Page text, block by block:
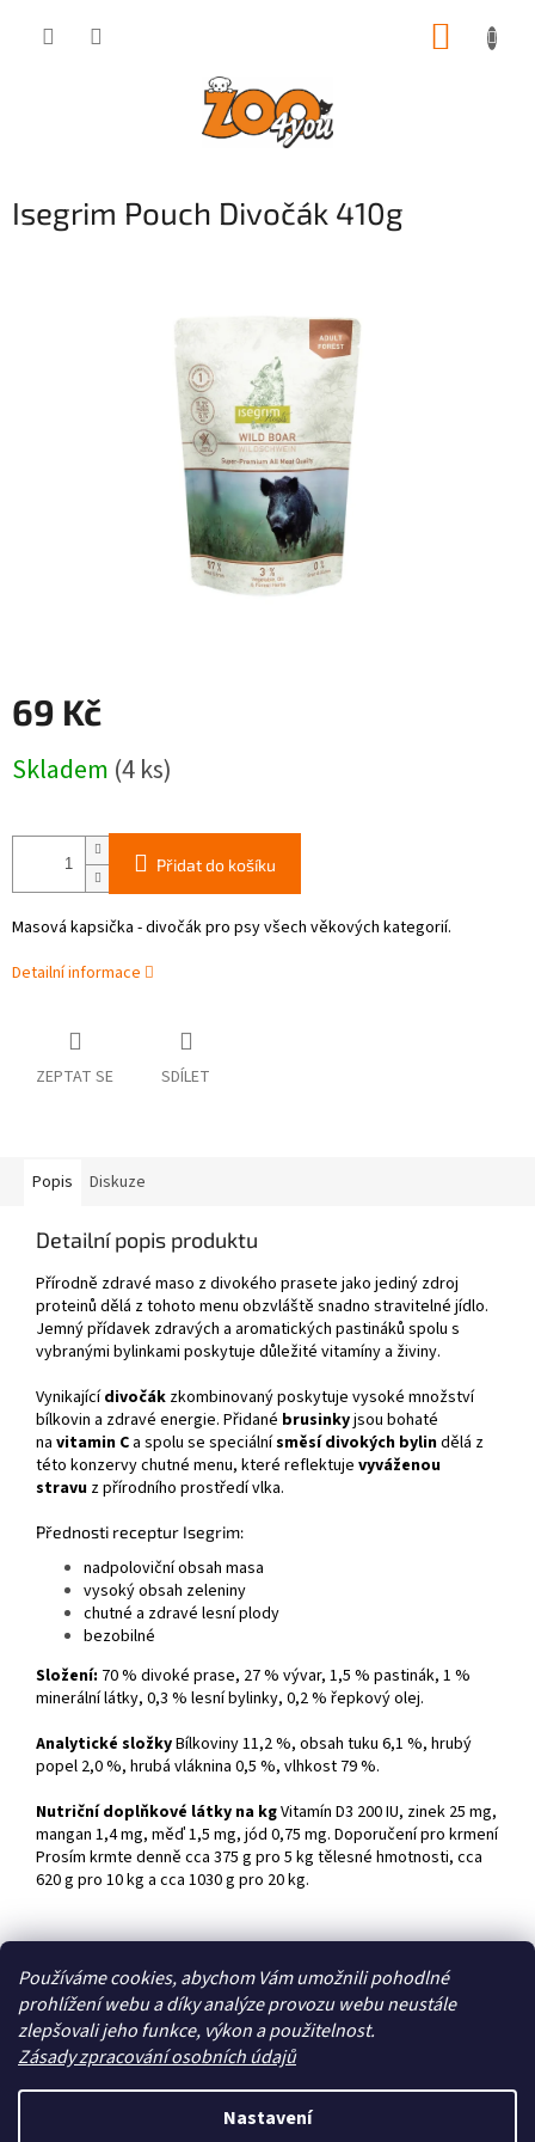
Používáme cookies, abychom Vám umožnili pohodlné
prohlížení webu a díky analýze provozu webu neustále
zlepšovali jeho funkce, výkon a použitelnost.
Zásady zpracování osobních údajů
Nastavení
Isegrim Pouch Divočák 410g
69 Kč
cena:
Skladem (4 ks)
Přidat do košíku
Masová kapsička - divočák pro psy všech věkových kategorií.
Detailní informace
ZEPTAT SE SDÍLET
Popis Diskuze
Detailní popis produktu
Přírodně zdravé maso z divokého prasete jako jediný zdroj
proteinů dělá z tohoto menu obzvláště snadno stravitelné jídlo.
Jemný přídavek zdravých a aromatických pastináků spolu s
vybranými bylinkami poskytuje důležité vitamíny a živiny.
Vynikajícídivočák zkombinovaný poskytuje vysoké množství
bílkovin a zdravé energie. Přidané brusinkyjsou bohaté
na vitamin C a spolu se speciálnísměsí divokých bylindělá z
této konzervy chutné menu, které reflektuje vyváženou
stravu z přírodního prostředí vlka.
Přednosti receptur Isegrim:
nadpoloviční obsah masa
vysoký obsah zeleniny
chutné a zdravé lesní plody
bezobilné
Složení: 70 % divoké prase, 27 % vývar, 1,5 % pastinák, 1 %
minerální látky, 0,3 % lesní bylinky, 0,2 % řepkový olej.
Analytické složkyBílkoviny 11,2 %, obsah tuku 6,1 %, hrubý
popel 2,0 %, hrubá vláknina 0,5 %, vlhkost 79 %.
Nutriční doplňkové látky na kgVitamín D3 200 IU, zinek 25 mg,
mangan 1,4 mg, měď 1,5 mg, jód 0,75 mg. Doporučení pro krmení
Prosím krmte denně cca 375 g pro 5 kg tělesné hmotnosti, cca
620 g pro 10 kg a cca 1030 g pro 20 kg.
Zboží.cz Heureka.cz
Vytvořil Shoptet